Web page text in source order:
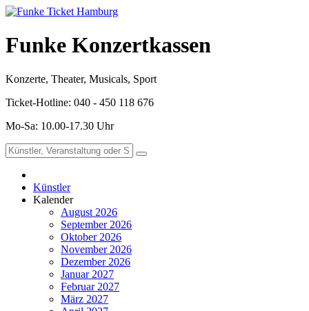
Funke Konzertkassen
Konzerte, Theater, Musicals, Sport
Ticket-Hotline: 040 - 450 118 676
Mo-Sa: 10.00-17.30 Uhr
Künstler
Kalender
August 2026
September 2026
Oktober 2026
November 2026
Dezember 2026
Januar 2027
Februar 2027
März 2027